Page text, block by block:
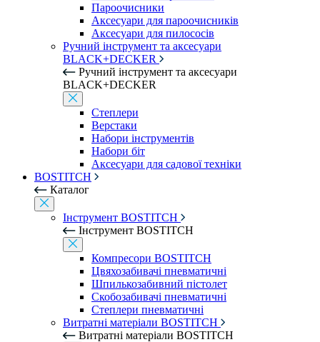
Пароочисники
Аксесуари для пароочисників
Аксесуари для пилососів
Ручний інструмент та аксесуари
BLACK+DECKER
Ручний інструмент та аксесуари
BLACK+DECKER
Степлери
Верстаки
Набори інструментів
Набори біт
Аксесуари для садової техніки
BOSTITCH
Каталог
Інструмент BOSTITCH
Інструмент BOSTITCH
Компресори BOSTITCH
Цвяхозабивачі пневматичні
Шпилькозабивний пістолет
Скобозабивачі пневматичні
Степлери пневматичні
Витратні матеріали BOSTITCH
Витратні матеріали BOSTITCH